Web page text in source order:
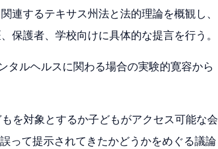
連するテキサス州法と法的理論を概観し、
保護者、学校向けに具体的な提言を行う。
ルヘルスに関わる場合の実験的寛容から
を対象とするか子どもがアクセス可能な会
って提示されてきたかどうかをめぐる議論